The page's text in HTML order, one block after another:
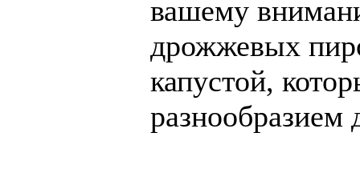
вашему
дрожжевых
капустой,